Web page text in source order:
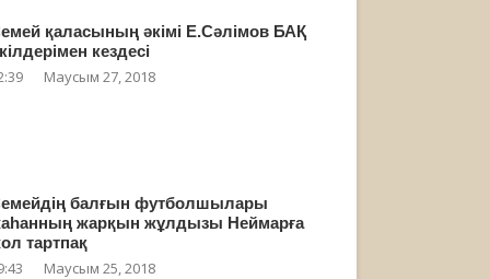
қаласының әкімі Е.Сәлімов БАҚ
кездесі
Маусым 27, 2018
балғын футболшылары
жарқын жұлдызы Неймарға
тартпақ
Маусым 25, 2018